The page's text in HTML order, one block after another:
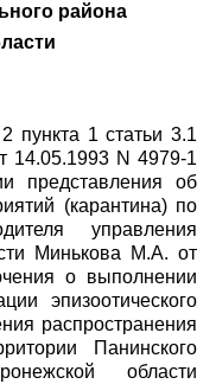
района
пункта 1 статьи 3.1
14.05.1993 N 4979-1
представления об
(карантина) по
управления
Минькова М.А. от
о выполнении
эпизоотического
распространения
Панинского
области